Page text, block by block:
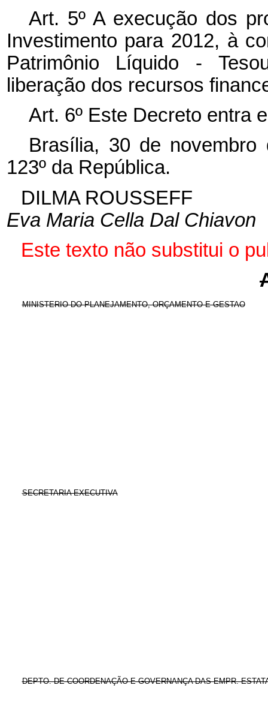
Art. 5º A execução dos
Investimento para 2012, à
Patrimônio Líquido -
liberação dos recursos
Art. 6º Este Decreto entra
Brasília, 30 de novembro
123º da República.
DILMA ROUSSEFF
Eva Maria Cella Dal Chiavon
Este texto não substitui o
MINISTERIO DO PLANEJAMENTO, ORÇAMENTO E GESTAO
SECRETARIA EXECUTIVA
DEPTO. DE COORDENAÇÃO E GOVERNANÇA DAS EMPR.